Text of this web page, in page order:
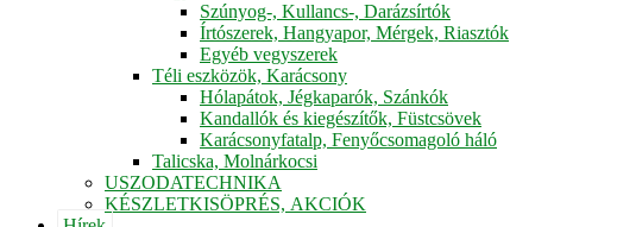
Szúnyog-, Kullancs-, Darázsírtók
Írtószerek, Hangyapor, Mérgek, Riasztók
Egyéb vegyszerek
Téli eszközök, Karácsony
Hólapátok, Jégkaparók, Szánkók
Kandallók és kiegészítők, Füstcsövek
Karácsonyfatalp, Fenyőcsomagoló háló
Talicska, Molnárkocsi
USZODATECHNIKA
KÉSZLETKISÖPRÉS, AKCIÓK